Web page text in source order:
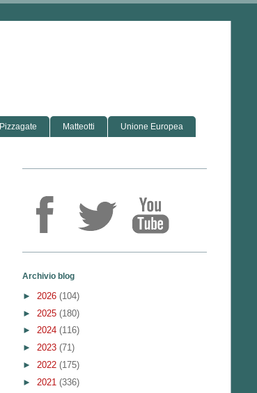
Pizzagate Matteotti Unione Europea
Archivio blog
► 2026 (104)
► 2025 (180)
► 2024 (116)
► 2023 (71)
► 2022 (175)
► 2021 (336)